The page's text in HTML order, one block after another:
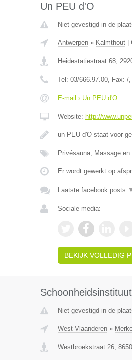
Un PEU d'O
Niet gevestigd in de
Antwerpen» Kalmthout|
Heidestatiestraat 68,
Tel: 03/666.97.00, Fax: /,
E-mail › Un PEU d'O
Website: http://
un PEU d'O staat voor
Privésauna, Massage
Er wordt gewerkt op
Laatste facebook posts
Sociale media:
BEKIJK VOLLEDIG
Niet gevestigd in de
West-Vlaanderen»
Westbroekstraat 26, 8650